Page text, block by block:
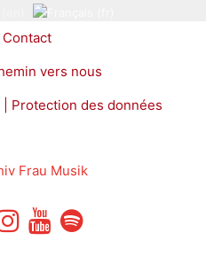
Contact
vers nous
Protection des données